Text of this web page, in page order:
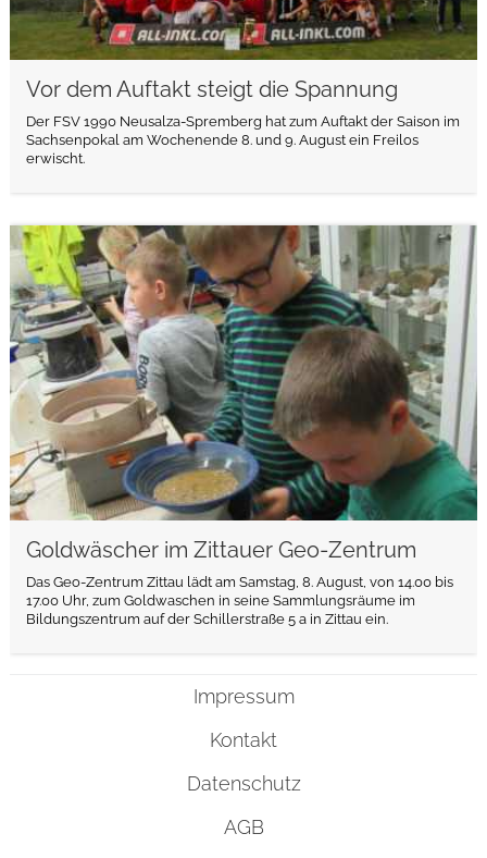
Vor dem Auftakt steigt die Spannung
Der FSV 1990 Neusalza-Spremberg hat zum Auftakt der Saison im
Sachsenpokal am Wochenende 8. und 9. August ein Freilos
erwischt.
Goldwäscher im Zittauer Geo-Zentrum
Das Geo-Zentrum Zittau lädt am Samstag, 8. August, von 14.00 bis
17.00 Uhr, zum Goldwaschen in seine Sammlungsräume im
Bildungszentrum auf der Schillerstraße 5 a in Zittau ein.
weiterlesen
Impressum
Kontakt
Datenschutz
AGB